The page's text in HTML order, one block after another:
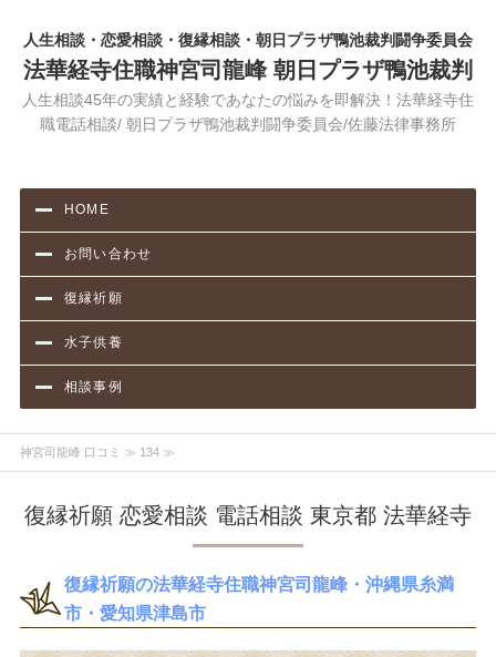
人生相談・恋愛相談・復縁相談・朝日プラザ鴨池裁判闘争委員会
法華経寺住職神宮司龍峰 朝日プラザ鴨池裁判
人生相談45年の実績と経験であなたの悩みを即解決！法華経寺住
職電話相談/ 朝日プラザ鴨池裁判闘争委員会/佐藤法律事務所
HOME
お問い合わせ
復縁祈願
水子供養
相談事例
神宮司龍峰 口コミ ≫ 134 ≫
復縁祈願 恋愛相談 電話相談 東京都 法華経寺
復縁祈願の法華経寺住職神宮司龍峰・沖縄県糸満
市・愛知県津島市